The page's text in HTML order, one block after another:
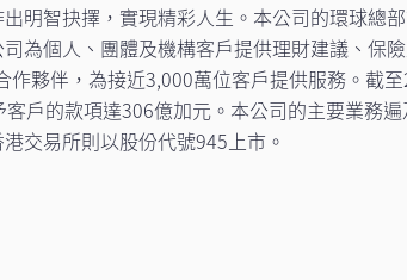
明智抉擇，實現精彩人生。本公司的環球總
為個人、團體及機構客戶提供理財建議、保
夥伴，為接近3,000萬位客戶提供服務。截
戶的款項達306億加元。本公司的主要業務
交易所則以股份代號945上市。